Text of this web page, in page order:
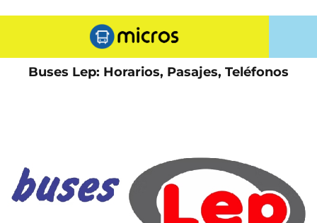
Buses Lep: Horarios, Pasajes, Teléfonos